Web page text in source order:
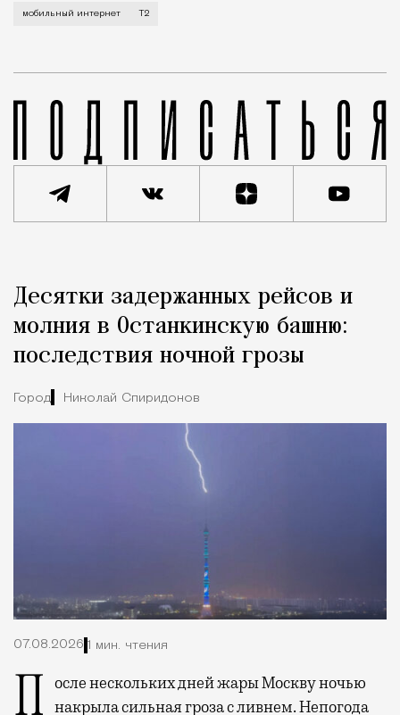
Мобильный оператор Т2 завершил работы по
мобильный интернет Т2
Город
Десятки задержанных рейсов и
молния в Останкинскую башню:
последствия ночной грозы
Город Николай Спиридонов
07.08.2026 1 мин. чтения
После нескольких дней жары Москву ночью накрыла сильная гроза с ливнем. Непогода